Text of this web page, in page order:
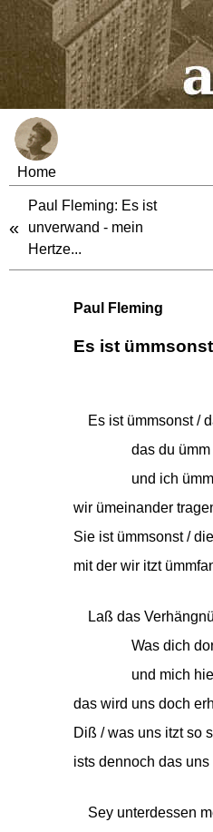
Home
«
Paul Fleming: Es ist
unverwand - mein
Hertze...
Paul Fleming
Es ist
Es ist ümmsonst /
das du ümm
und ich ümm
wir ümeinander
Sie ist ümmsonst /
mit der wir itzt
Laß das
Was dich dort
und mich hier
das wird uns doch
Diß / was uns itzt so
ists dennoch das
Sey unterdessen